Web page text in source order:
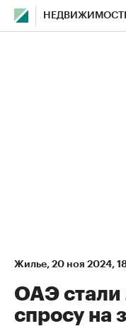
Жилье⁠, 20 ноя 2024,
ОАЭ стали
спросу на